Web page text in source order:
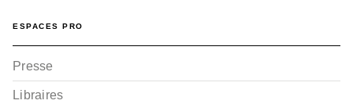
ESPACES PRO
Presse
Libraires